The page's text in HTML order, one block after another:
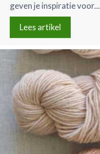
geven je inspiratie voor...
Lees artikel